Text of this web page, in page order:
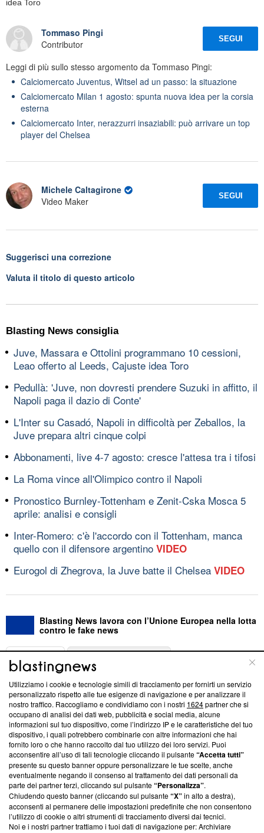
idea Toro
Tommaso Pingi
Contributor
SEGUI
Leggi di più sullo stesso argomento da Tommaso Pingi:
Calciomercato Juventus, Witsel ad un passo: la situazione
Calciomercato Milan 1 agosto: spunta nuova idea per la corsia
esterna
Calciomercato Inter, nerazzurri insaziabili: può arrivare un top
player del Chelsea
Michele Caltagirone
Video Maker
SEGUI
Suggerisci una correzione
Valuta il titolo di questo articolo
Blasting News consiglia
Juve, Massara e Ottolini programmano 10 cessioni,
Leao offerto al Leeds, Cajuste idea Toro
Pedullà: 'Juve, non dovresti prendere Suzuki in affitto, il
Napoli paga il dazio di Conte'
L'Inter su Casadó, Napoli in difficoltà per Zeballos, la
Juve prepara altri cinque colpi
Abbonamenti, live 4-7 agosto: cresce l'attesa tra i tifosi
La Roma vince all'Olimpico contro il Napoli
Pronostico Burnley-Tottenham e Zenit-Cska Mosca 5
aprile: analisi e consigli
Inter-Romero: c'è l'accordo con il Tottenham, manca
quello con il difensore argentino VIDEO
Eurogol di Zhegrova, la Juve batte il Chelsea VIDEO
Blasting News lavora con l’Unione Europea nella lotta
contro le fake news
ABOUT
Questa sezione offre informazioni trasparenti su Blasting
News, sui nostri processi editoriali e su come ci impegniamo a
creare news di qualità. Inoltre, afferma la nostra aderenza a
‘Trust Project - News with Integrity’Blasting News non è
ancora membro del programma, ma ha richiesto di farne
parte; Trust Project non ha ancora effettuato una verifica di
conformità agli standard.
Su di noi
Team editoriale
Corporate
Utilizziamo i cookie e tecnologie simili di tracciamento per fornirti un servizio
personalizzato rispetto alle tue esigenze di navigazione e per analizzare il
nostro traffico. Raccogliamo e condividiamo con i nostri 1624partner che si
occupano di analisi dei dati web, pubblicità e social media, alcune
informazioni sul tuo dispositivo, come l’indirizzo IP e le caratteristiche del tuo
dispositivo, i quali potrebbero combinarle con altre informazioni che hai
fornito loro o che hanno raccolto dal tuo utilizzo dei loro servizi. Puoi
acconsentire all’uso di tali tecnologie cliccando il pulsante“Accetta tutti”
presente su questo banner oppure personalizzare le tue scelte, anche
eventualmente negando il consenso al trattamento dei dati personali da
parte dei partner terzi, cliccando sul pulsante“Personalizza”.
Chiudendo questo banner (cliccando sul pulsante“X”in alto a destra),
acconsenti al permanere delle impostazioni predefinite che non consentono
l’utilizzo di cookie o altri strumenti di tracciamento diversi dai tecnici.
Noi e i nostri partner trattiamo i tuoi dati di navigazione per: Archiviare